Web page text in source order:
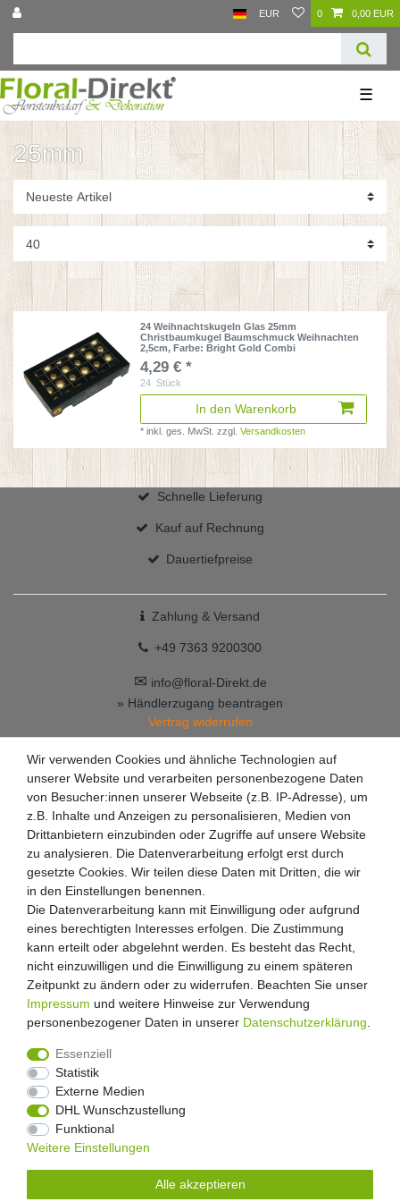
EUR 0 0,00 EUR
☰
25mm
24 Weihnachtskugeln Glas 25mm
Christbaumkugel Baumschmuck Weihnachten
2,5cm, Farbe: Bright Gold Combi
4,29 € *
24 Stück
In den Warenkorb
*inkl. ges. MwSt. zzgl.Versandkosten
Schnelle Lieferung
Kauf auf Rechnung
Dauertiefpreise
Zahlung & Versand
+49 7363 9200300
✉ info@floral-Direkt.de
» Händlerzugang beantragen
Vertrag widerrufen
Widerrufs­recht Widerrufs­formular
Daten­schutz­erklärung
Wir verwenden Cookies und ähnliche Technologien auf
unserer Website und verarbeiten personenbezogene Daten
von Besucher:innen unserer Webseite (z.B. IP-Adresse), um
z.B. Inhalte und Anzeigen zu personalisieren, Medien von
Drittanbietern einzubinden oder Zugriffe auf unsere Website
zu analysieren. Die Datenverarbeitung erfolgt erst durch
gesetzte Cookies. Wir teilen diese Daten mit Dritten, die wir
in den Einstellungen benennen.
Die Datenverarbeitung kann mit Einwilligung oder aufgrund
eines berechtigten Interesses erfolgen. Die Zustimmung
kann erteilt oder abgelehnt werden. Es besteht das Recht,
nicht einzuwilligen und die Einwilligung zu einem späteren
Zeitpunkt zu ändern oder zu widerrufen. Beachten Sie unser
Impressum und weitere Hinweise zur Verwendung
personenbezogener Daten in unserer Daten­schutz­erklärung
Essenziell
Statistik
Externe Medien
DHL Wunschzustellung
Funktional
Weitere Einstellungen
Alle akzeptieren